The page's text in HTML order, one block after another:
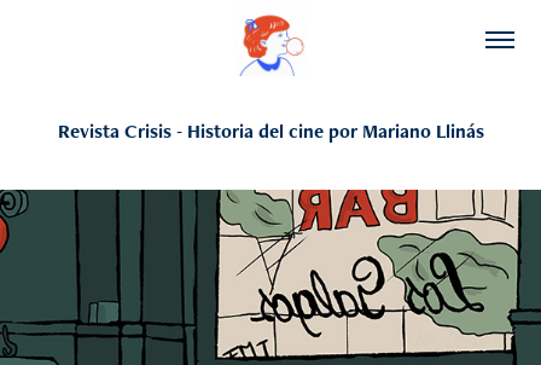
Revista Crisis - Historia del cine por Mariano Llinás